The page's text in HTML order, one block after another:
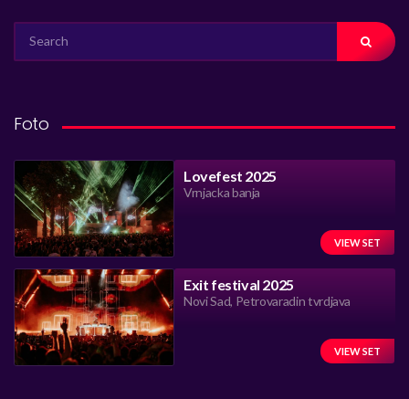
FOR:
Foto
Lovefest 2025
Vrnjacka banja
VIEW SET
Exit festival 2025
Novi Sad, Petrovaradin tvrdjava
VIEW SET